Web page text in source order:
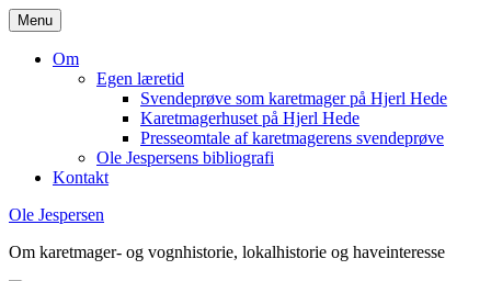
Hop
til
indhold
Menu
Om
Egen læretid
Svendeprøve som karetmager på Hjerl Hede
Karetmagerhuset på Hjerl Hede
Presseomtale af karetmagerens svendeprøve
Ole Jespersens bibliografi
Kontakt
Ole Jespersen
Om karetmager- og vognhistorie, lokalhistorie og haveinteresse